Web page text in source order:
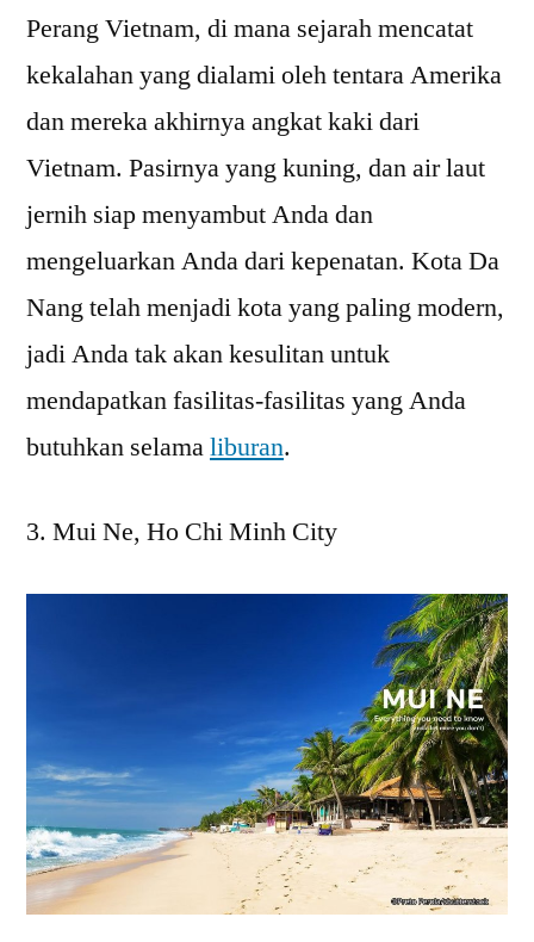
Perang Vietnam, di mana sejarah mencatat
kekalahan yang dialami oleh tentara Amerika
dan mereka akhirnya angkat kaki dari
Vietnam. Pasirnya yang kuning, dan air laut
jernih siap menyambut Anda dan
mengeluarkan Anda dari kepenatan. Kota Da
Nang telah menjadi kota yang paling modern,
jadi Anda tak akan kesulitan untuk
mendapatkan fasilitas-fasilitas yang Anda
butuhkan selamaliburan.
Mui Ne, Ho Chi Minh City